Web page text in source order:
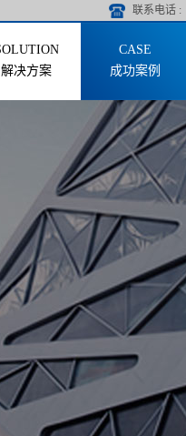
联系电话 :
解决方案 成功案例